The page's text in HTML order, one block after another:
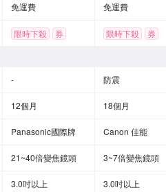
免運費 免運費
限時下殺 券 限時下殺 券
- 防震
12個月 18個月
Panasonic國際牌 Canon 佳能
21~40倍變焦鏡頭 3~7倍變焦鏡頭
3.0吋以上 3.0吋以上